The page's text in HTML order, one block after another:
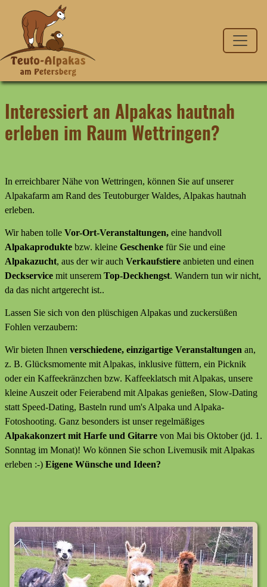
Interessiert an Alpakas hautnah
erleben im Raum Wettringen?
In erreichbarer Nähe von Wettringen, können Sie auf unserer
Alpakafarm am Rand des Teutoburger Waldes, Alpakas hautnah
erleben.
Wir haben tolle Vor-Ort-Veranstaltungen, eine handvoll
Alpakaprodukte bzw. kleine Geschenke für Sie und eine
Alpakazucht, aus der wir auch Verkaufstiere anbieten und einen
Deckservice mit unserem Top-Deckhengst. Wandern tun wir nicht,
da das nicht artgerecht ist..
Lassen Sie sich von den plüschigen Alpakas und zuckersüßen
Fohlen verzaubern:
Wir bieten Ihnen verschiedene, einzigartige Veranstaltungen an,
z. B. Glücksmomente mit Alpakas, inklusive füttern, ein Picknik
oder ein Kaffeekränzchen bzw. Kaffeeklatsch mit Alpakas, unsere
kleine Auszeit oder Feierabend mit Alpakas genießen, Slow-Dating
statt Speed-Dating, Basteln rund um's Alpaka und Alpaka-
Fotoshooting. Ganz besonders ist unser regelmäßiges
Alpakakonzert mit Harfe und Gitarre von Mai bis Oktober (jd. 1.
Sonntag im Monat)! Wo können Sie schon Livemusik mit Alpakas
erleben :-) Eigene Wünsche und Ideen?